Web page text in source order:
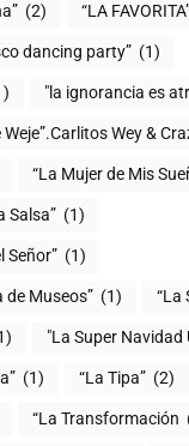
(2) “LA
dancing party” (1)
"la ignorancia es
Weje”.Carlitos Wey &
“La Mujer de Mis
Salsa” (1)
Señor” (1)
de Museos” (1) “La
"La Super Navidad
(1) “La Tipa” (2)
“La Transformación